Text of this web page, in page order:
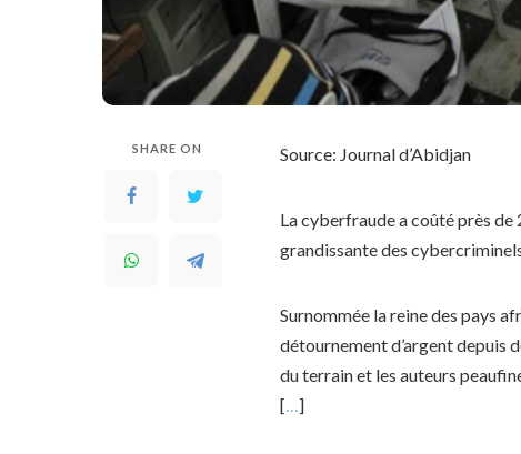
SHARE ON Source: Journal d’Abidjan
La cyberfraude a coûté près de
grandissante des
Surnommée la reine des pays
détournement d’argent depuis
du terrain et les auteurs
[…]